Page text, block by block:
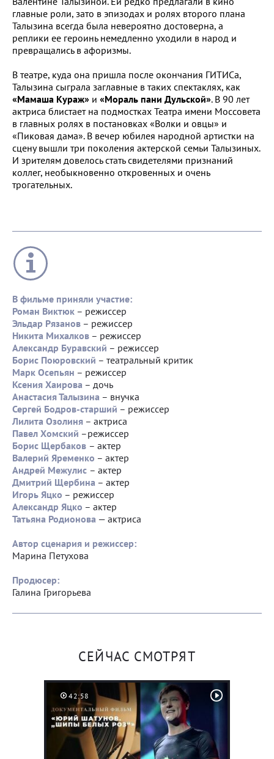
главные роли, зато в эпизодах и ролях второго плана
Талызина всегда была невероятно достоверна, а
реплики ее героинь немедленно уходили в народ и
превращались в афоризмы.
В театре, куда она пришла после окончания ГИТИСа,
Талызина сыграла заглавные в таких спектаклях, как
«Мамаша Кураж» и «Мораль пани Дульской». В 90 лет
актриса блистает на подмостках Театра имени Моссовета
в главных ролях в постановках «Волки и овцы» и
«Пиковая дама». В вечер юбилея народной артистки на
сцену вышли три поколения актерской семьи Талызиных.
И зрителям довелось стать свидетелями признаний
коллег, необыкновенно откровенных и очень
трогательных.
В фильме приняли участие:
Роман Виктюк – режиссер
Эльдар Рязанов – режиссер
Никита Михалков – режиссер
Александр Буравский – режиссер
Борис Поюровский – театральный критик
Марк Осепьян – режиссер
Ксения Хаирова – дочь
Анастасия Талызина – внучка
Сергей Бодров-старший – режиссер
Лилита Озолиня – актриса
Павел Хомский –режиссер
Борис Щербаков – актер
Валерий Яременко – актер
Андрей Межулис – актер
Дмитрий Щербина – актер
Игорь Яцко – режиссер
Александр Яцко – актер
Татьяна Родионова — актриса
Автор сценария и режиссер:
Марина Петухова
Продюсер:
Галина Григорьева
СЕЙЧАС СМОТРЯТ
42:58